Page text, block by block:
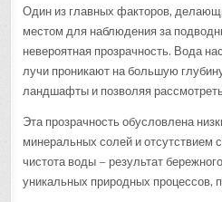
Один из главных факторов,
местом для наблюдения за
невероятная прозрачность. Вода
лучи проникают на большую
ландшафты и позволяя
Эта прозрачность обусловлена
минеральных солей и отсутствием
чистота воды – результат
уникальных природных процессов,